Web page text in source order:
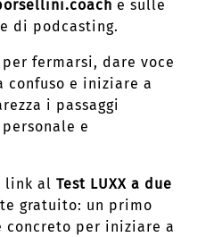
e sulle
di podcasting.
fermarsi, dare voce
confuso e iniziare a
i passaggi
e
link al Test LUXX a due
gratuito: un primo
concreto per iniziare a